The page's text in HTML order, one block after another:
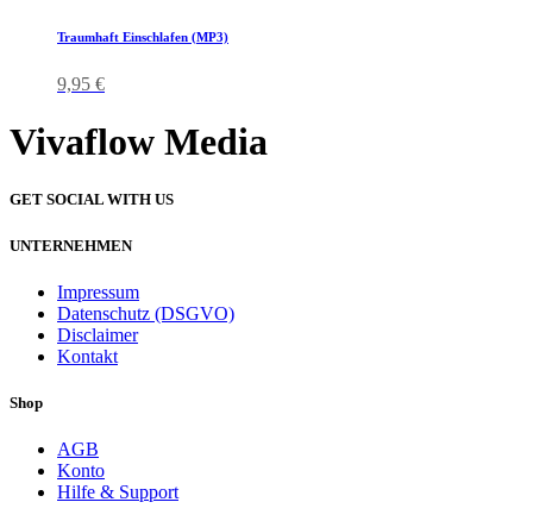
Traumhaft Einschlafen (MP3)
9,95 €
Vivaflow Media
GET SOCIAL WITH US
UNTERNEHMEN
Impressum
Datenschutz (DSGVO)
Disclaimer
Kontakt
Shop
AGB
Konto
Hilfe & Support